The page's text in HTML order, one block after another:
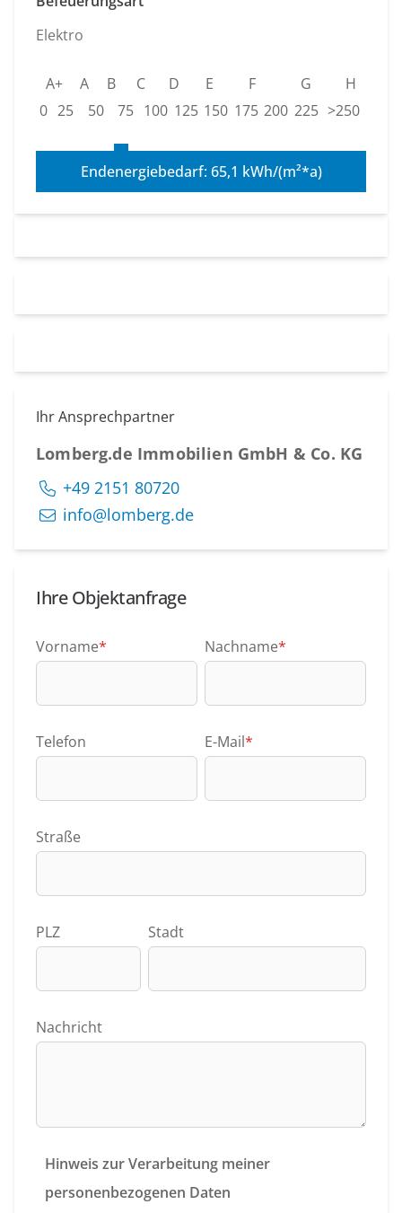
Elektro
A+ A B C D E F G
H
0 25 50 75 100 125 150 175 200 225 >250
Endenergiebedarf: 65,1 kWh/(m²*a)
Ihr Ansprechpartner
Lomberg.de Immobilien GmbH & Co. KG
+49 2151 80720
info@lomberg.de
Ihre Objektanfrage
Vorname* Nachname*
Telefon E-Mail*
Straße
PLZ Stadt
Nachricht
Hinweis zur Verarbeitung meiner
personenbezogenen Daten